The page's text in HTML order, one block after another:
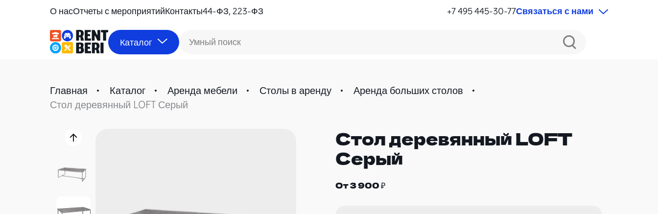
О насОтчеты с мероприятийКонтакты44-ФЗ, 223-ФЗ +7 495 445-30-77Связаться с нами
Каталог Умный поиск
Главная Каталог Аренда мебели Столы в аренду
Аренда больших столов
Стол деревянный LOFT Серый
Стол деревянный LOFT
Серый
От 3 900 ₽